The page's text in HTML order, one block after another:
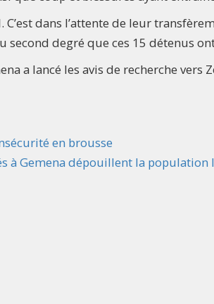
dans l’attente de leur
second degré que ces 15 détenus
a lancé les avis de recherche vers
en brousse
à Gemena dépouillent la population